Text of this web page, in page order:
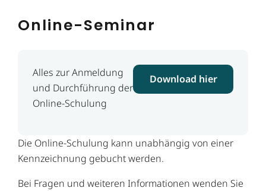
Online-Seminar
Alles zur Anmeldung
und Durchführung der
Online-Schulung
Download hier
Die Online-Schulung kann unabhängig von einer
Kennzeichnung gebucht werden.
Bei Fragen und weiteren Informationen wenden Sie